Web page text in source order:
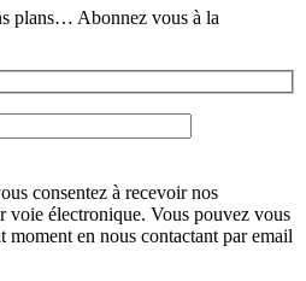
page
du
plans… Abonnez vous à la
consentez à recevoir nos
voie électronique. Vous pouvez vous
moment en nous contactant par email